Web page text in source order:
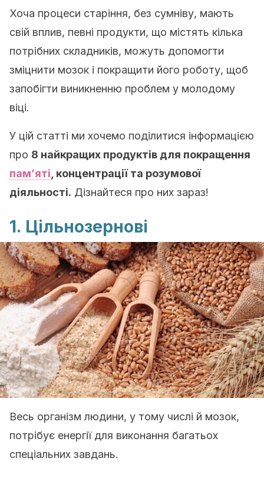
Хоча процеси старіння, без сумніву, мають
свій вплив, певні продукти, що містять кілька
потрібних складників, можуть допомогти
зміцнити мозок і покращити його роботу, щоб
запобігти виникненню проблем у молодому
віці.
У цій статті ми хочемо поділитися інформацією
про 8 найкращих продуктів для покращення
пам’яті , концентрації та розумової
діяльності. Дізнайтеся про них зараз!
1. Цільнозернові
Весь організм людини, у тому числі й мозок,
потрібує енергії для виконання багатьох
спеціальних завдань.